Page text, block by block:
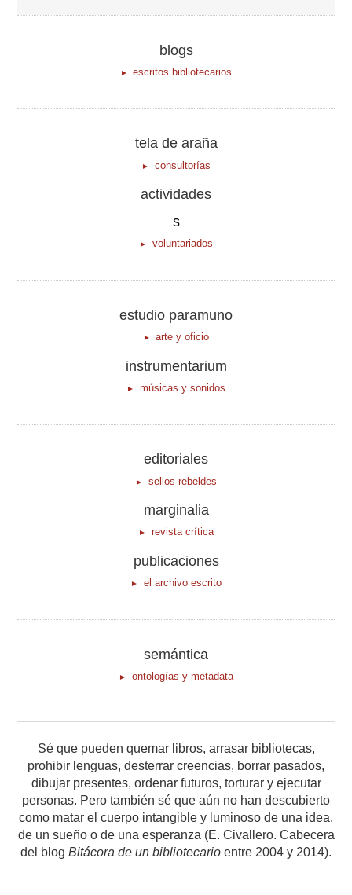
blogs
escritos bibliotecarios
tela de araña
consultorías
actividades
s
voluntariados
estudio paramuno
arte y oficio
instrumentarium
músicas y sonidos
editoriales
sellos rebeldes
marginalia
revista crítica
publicaciones
el archivo escrito
semántica
ontologías y metadata
Sé que pueden quemar libros, arrasar bibliotecas,
prohibir lenguas, desterrar creencias, borrar pasados,
dibujar presentes, ordenar futuros, torturar y ejecutar
personas. Pero también sé que aún no han descubierto
como matar el cuerpo intangible y luminoso de una idea,
de un sueño o de una esperanza (E. Civallero. Cabecera
del blog Bitácora de un bibliotecario entre 2004 y 2014).